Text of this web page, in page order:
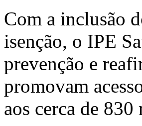
Com a inclusão
isenção, o IPE
prevenção e
promovam
aos cerca de